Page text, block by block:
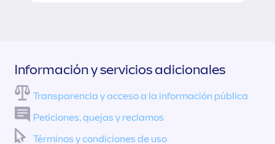
Información y servicios adicionales
Transparencia y acceso a la información pública
Peticiones, quejas y reclamos
Términos y condiciones de uso